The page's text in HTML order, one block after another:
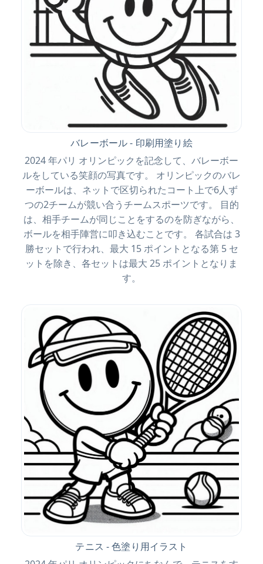
バレーボール - 印刷用塗り絵
2024 年パリ オリンピックを記念して、バレーボー
ルをしている笑顔の写真です。 オリンピックのバレ
ーボールは、ネットで区切られたコート上で6人ず
つの2チームが競い合うチームスポーツです。 目的
は、相手チームが同じことをするのを防ぎながら、
ボールを相手陣営に叩き込むことです。 各試合は 3
勝セットで行われ、最大 15 ポイントとなる第 5 セ
ットを除き、各セットは最大 25 ポイントとなりま
す。
テニス - 色塗り用イラスト